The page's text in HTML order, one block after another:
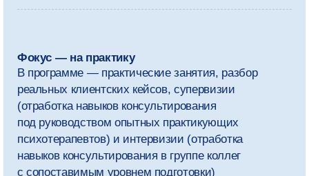
и получите возможность представить результаты
Помощь в развитии карьеры
Поделимся вакансиями партнёров, поможем
составить сильные резюме и портфолио
и найти стажировку